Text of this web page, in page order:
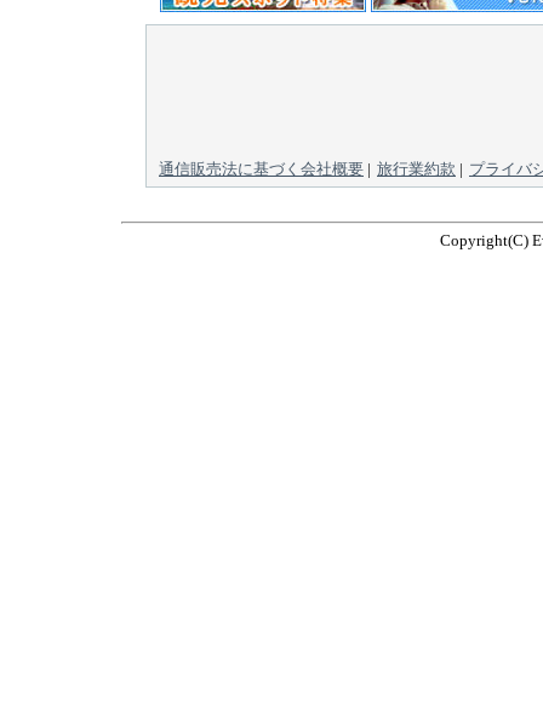
通信販売法に基づく会社概要 | 旅行業約款 | プライバ
Copyright(C)